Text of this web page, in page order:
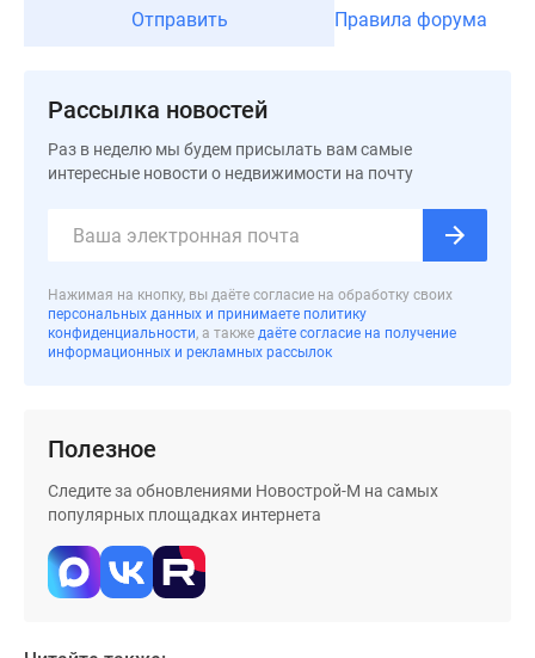
Субсидированная
Rutube
Программа
реновации
премиум-
Новостройки
класса
Рассрочка
ипотека
Отправить Правила форума
Рассылка новостей
Раз в неделю мы будем присылать вам самые
интересные новости о недвижимости на почту
Нажимая на кнопку, вы даёте согласие на обработку своих
персональных данных и принимаете политику
конфиденциальности, а также даёте согласие на получение
информационных и рекламных рассылок
Полезное
Следите за обновлениями Новострой-М на самых
популярных площадках интернета